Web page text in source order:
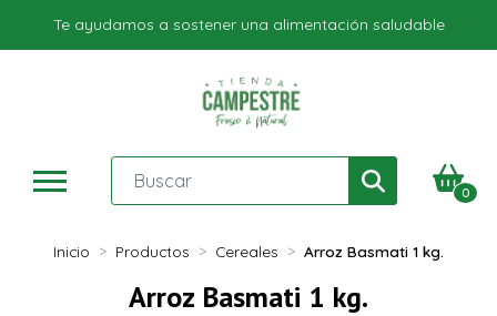
Te ayudamos a sostener una alimentación saludable
0
Inicio Productos Cereales Arroz Basmati 1 kg.
Arroz Basmati 1 kg.